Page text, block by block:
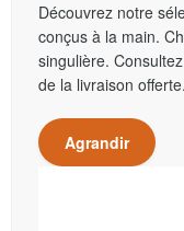
Découvrez notre
conçus à la main.
singulière.
de la livraison offerte.
Agrandir